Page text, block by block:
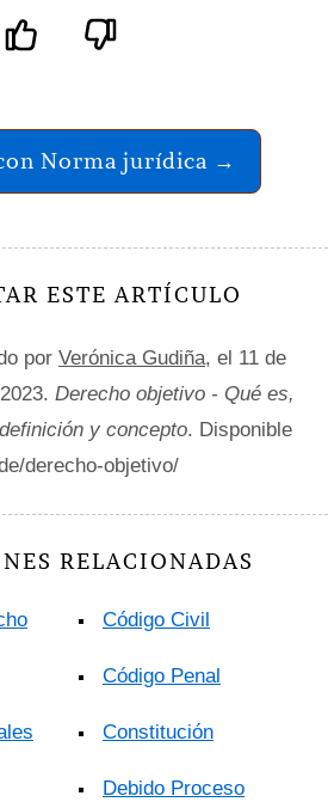
Norma jurídica →
ESTE ARTÍCULO
por Verónica Gudiña, el 11 de
Derecho objetivo - Qué es,
y concepto. Disponible
derecho-objetivo/
RELACIONADAS
Código Civil
Código Penal
Constitución
Debido Proceso